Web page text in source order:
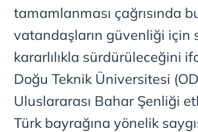
tamamlanması çağrısında
vatandaşların güvenliği için
kararlılıkla sürdürüleceğini
Doğu Teknik Üniversitesi
Uluslararası Bahar Şenliği
Türk bayrağına yönelik